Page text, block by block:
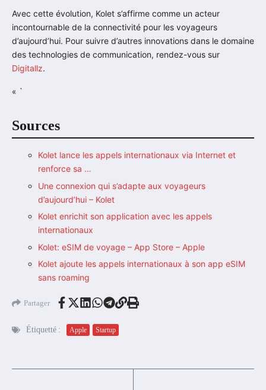
Avec cette évolution, Kolet s’affirme comme un acteur
incontournable de la connectivité pour les voyageurs
d’aujourd’hui. Pour suivre d’autres innovations dans le domaine
des technologies de communication, rendez-vous sur
Digitallz.
« `
Sources
Kolet lance les appels internationaux via Internet et
renforce sa …
Une connexion qui s’adapte aux voyageurs
d’aujourd’hui – Kolet
Kolet enrichit son application avec les appels
internationaux
Kolet: eSIM de voyage – App Store – Apple
Kolet ajoute les appels internationaux à son app eSIM
sans roaming
Partager
Étiquetté : Apple Startup